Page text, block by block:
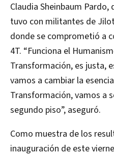
Claudia Sheinbaum
tuvo con militantes de
donde se comprometió a
4T. “Funciona el
Transformación, es justa,
vamos a cambiar la
Transformación, vamos a
segundo piso”, aseguró.
Como muestra de los
inauguración de este